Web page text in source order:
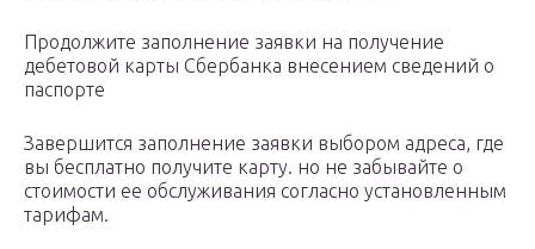
Продолжите заполнение заявки на получение
дебетовой карты Сбербанка внесением сведений о
паспорте
Завершится заполнение заявки выбором адреса, где
вы бесплатно получите карту. но не забывайте о
стоимости ее обслуживания согласно установленным
тарифам.